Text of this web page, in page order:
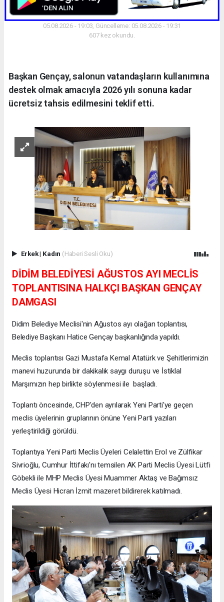
05.08.2026 - 19:03, Güncelleme: 05.08.2026 - 19:31
607 kez okundu.
Başkan Gençay, salonun vatandaşların kullanımına
destek olmak amacıyla 2026 yılı sonuna kadar
ücretsiz tahsis edilmesini teklif etti.
Erkek| Kadın (Haberi Sesli Oku)
DİDİM BELEDİYESİ AĞUSTOS AYI MECLİS
TOPLANTISINA HALKÇI BAŞKAN GENÇAY
DAMGASI
Didim Belediye Meclisi'nin Ağustos ayı olağan toplantısı,
Belediye Başkanı Hatice Gençay başkanlığında yapıldı.
Meclis toplantısı Gazi Mustafa Kemal Atatürk ve Şehitlerimizin
manevi huzurunda bir dakikalık saygı duruşu ve İstiklal
Marşımızın hep birlikte söylenmesi ile başladı.
Toplantı öncesinde, CHP'den ayrılarak Yeni Parti'ye geçen
meclis üyelerinin gruplarının önüne Yeni Parti yazıları
yerleştirildiği görüldü.
Toplantıya Yeni Parti Meclis Üyeleri Celalettin Erol ve Zülfikar
Sivrioğlu, Cumhur İttifakı'nı temsilen AK Parti Meclis Üyesi Lütfi
Göbekli ile MHP Meclis Üyesi Muammer Aktaş ve Bağımsız
Meclis Üyesi Hicran İzmit mazeret bildirerek katılmadı.